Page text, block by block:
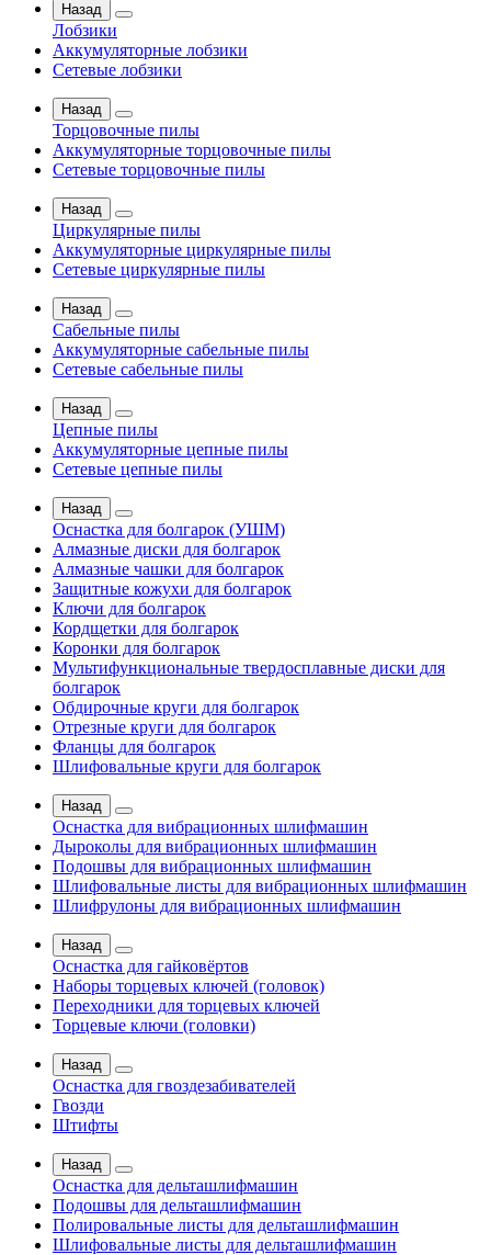
Назад
Лобзики
Аккумуляторные лобзики
Сетевые лобзики
Назад
Торцовочные пилы
Аккумуляторные торцовочные пилы
Сетевые торцовочные пилы
Назад
Циркулярные пилы
Аккумуляторные циркулярные пилы
Сетевые циркулярные пилы
Назад
Сабельные пилы
Аккумуляторные сабельные пилы
Сетевые сабельные пилы
Назад
Цепные пилы
Аккумуляторные цепные пилы
Сетевые цепные пилы
Назад
Оснастка для болгарок (УШМ)
Алмазные диски для болгарок
Алмазные чашки для болгарок
Защитные кожухи для болгарок
Ключи для болгарок
Кордщетки для болгарок
Коронки для болгарок
Мультифункциональные твердосплавные диски для
болгарок
Обдирочные круги для болгарок
Отрезные круги для болгарок
Фланцы для болгарок
Шлифовальные круги для болгарок
Назад
Оснастка для вибрационных шлифмашин
Дыроколы для вибрационных шлифмашин
Подошвы для вибрационных шлифмашин
Шлифовальные листы для вибрационных шлифмашин
Шлифрулоны для вибрационных шлифмашин
Назад
Оснастка для гайковёртов
Наборы торцевых ключей (головок)
Переходники для торцевых ключей
Торцевые ключи (головки)
Назад
Оснастка для гвоздезабивателей
Гвозди
Штифты
Назад
Оснастка для дельташлифмашин
Подошвы для дельташлифмашин
Полировальные листы для дельташлифмашин
Шлифовальные листы для дельташлифмашин